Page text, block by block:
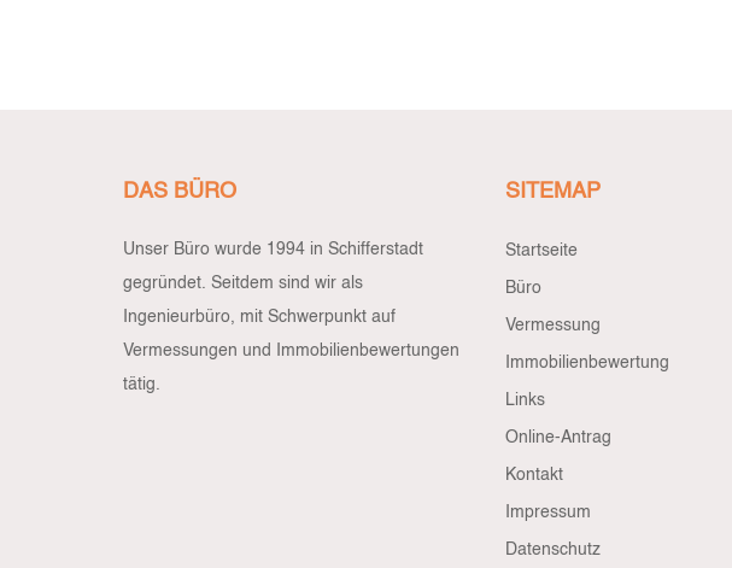
DAS BÜRO
Unser Büro wurde 1994 in Schifferstadt
gegründet. Seitdem sind wir als
Ingenieurbüro, mit Schwerpunkt auf
Vermessungen und Immobilienbewertungen
tätig.
SITEMAP
Startseite
Büro
Vermessung
Immobilienbewertung
Links
Online-Antrag
Kontakt
Impressum
Datenschutz